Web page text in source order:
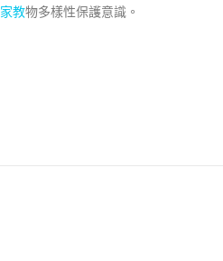
家教物多樣性保護意識。